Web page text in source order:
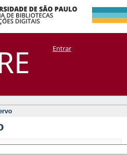
Acervo
+ CoriscoEntrar